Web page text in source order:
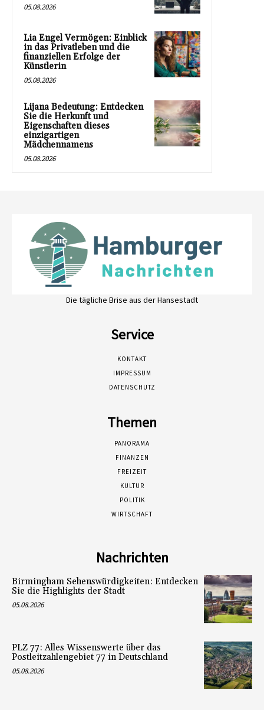
05.08.2026
Lia Engel Vermögen: Einblick
in das Privatleben und die
finanziellen Erfolge der
Künstlerin
05.08.2026
Lijana Bedeutung: Entdecken
Sie die Herkunft und
Eigenschaften dieses
einzigartigen
Mädchennamens
05.08.2026
Die tägliche Brise aus der Hansestadt
Service
KONTAKT
IMPRESSUM
DATENSCHUTZ
Themen
PANORAMA
FINANZEN
FREIZEIT
KULTUR
POLITIK
WIRTSCHAFT
Nachrichten
Birmingham Sehenswürdigkeiten: Entdecken
Sie die Highlights der Stadt
05.08.2026
PLZ 77: Alles Wissenswerte über das
Postleitzahlengebiet 77 in Deutschland
05.08.2026